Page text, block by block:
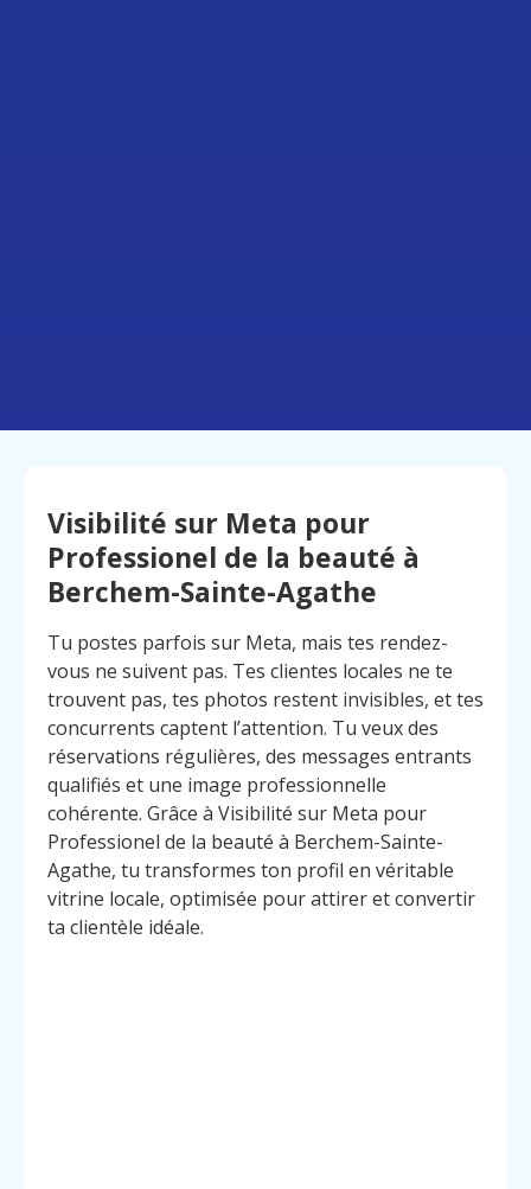
Visibilité sur Meta pour
Professionel de la beauté à
Berchem-Sainte-Agathe
Tu postes parfois sur Meta, mais tes rendez-
vous ne suivent pas. Tes clientes locales ne te
trouvent pas, tes photos restent invisibles, et tes
concurrents captent l’attention. Tu veux des
réservations régulières, des messages entrants
qualifiés et une image professionnelle
cohérente. Grâce à Visibilité sur Meta pour
Professionel de la beauté à Berchem-Sainte-
Agathe, tu transformes ton profil en véritable
vitrine locale, optimisée pour attirer et convertir
ta clientèle idéale.